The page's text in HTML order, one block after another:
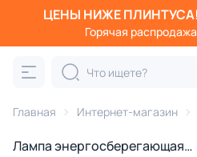
ЦЕНЫ НИЖЕ ПЛИНТУСА!
Горячая
Главная Интернет-магазин
Лампа энергосберегающая